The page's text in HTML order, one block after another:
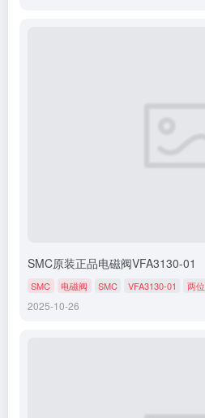
SMC原装正品电磁阀VFA3130-01
SMC 电磁阀 SMC VFA3130-01 两
2025-10-26